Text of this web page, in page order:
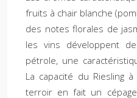
fruits à chair blanche
des notes florales de
les vins développent
pétrole, une
La capacité du Riesling
terroir en fait un cépage